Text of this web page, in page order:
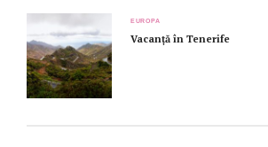
EUROPA
Vacanță în Tenerife